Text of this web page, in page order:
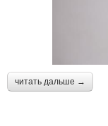
читать дальше →